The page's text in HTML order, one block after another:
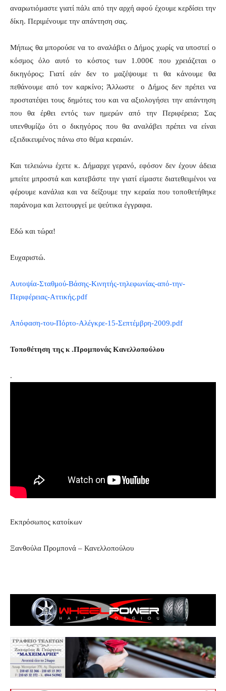
αναρωτιόμαστε γιατί πάλι από την αρχή αφού έχουμε κερδίσει την
δίκη. Περιμένουμε την απάντηση σας.
Μήπως θα μπορούσε να το αναλάβει ο Δήμος χωρίς να υποστεί ο
κόσμος όλο αυτό το κόστος των 1.000€ που χρειάζεται ο
δικηγόρος; Γιατί εάν δεν το μαζέψουμε τι θα κάνουμε θα
πεθάνουμε από τον καρκίνο; Άλλωστε ο Δήμος δεν πρέπει να
προστατέψει τους δημότες του και να αξιολογήσει την απάντηση
που θα έρθει εντός των ημερών από την Περιφέρεια; Σας
υπενθυμίζω ότι ο δικηγόρος που θα αναλάβει πρέπει να είναι
εξειδικευμένος πάνω στο θέμα κεραιών.
Και τελειώνω έχετε κ. Δήμαρχε γερανό, εφόσον δεν έχουν άδεια
μπείτε μπροστά και κατεβάστε την γιατί είμαστε διατεθειμένοι να
φέρουμε κανάλια και να δείξουμε την κεραία που τοποθετήθηκε
παράνομα και λειτουργεί με ψεύτικα έγγραφα.
Εδώ και τώρα!
Ευχαριστώ.
Αυτοψία-Σταθμού-Βάσης-Κινητής-τηλεφωνίας-από-την-
Περιφέρειας-Αττικής.pdf
Απόφαση-του-Πόρτο-Αλέγκρε-15-Σεπτέμβρη-2009.pdf
Τοποθέτηση της κ .Προμπονάς Κανελλοπούλου
.
Εκπρόσωπος κατοίκων
Ξανθούλα Προμπονά – Κανελλοπούλου